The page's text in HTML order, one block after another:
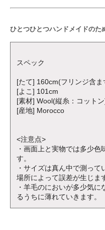
ひとつひとつハンドメイドのた
スペック
[たて] 160cm(フリンジ含ま
[よこ] 101cm
[素材] Wool(縦糸：コット
[産地] Morocco
<注意点>
・画面上と実物では多少
す。
・サイズは真ん中で測っ
場所によって誤差が生じま
・羊毛のにおいが多少気
るうちに薄れていきます。